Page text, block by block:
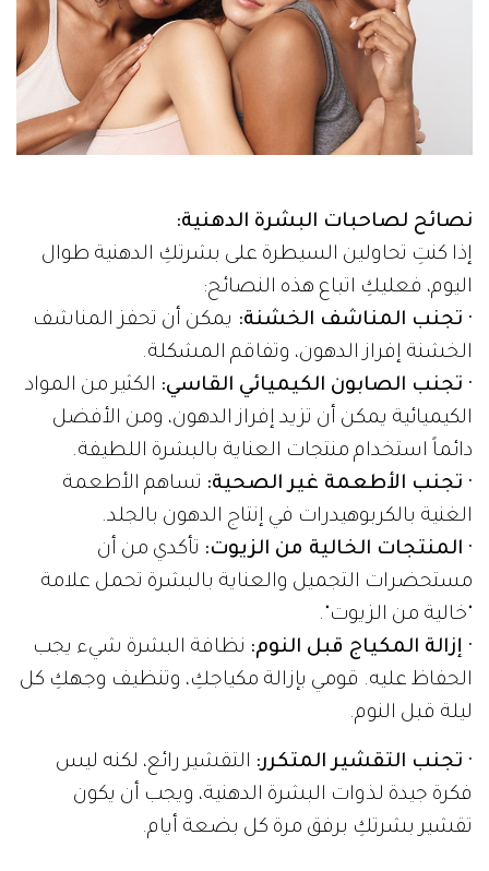
نصائح لصاحبات البشرة الدهنية:
إذا كنتِ تحاولين السيطرة على بشرتكِ الدهنية طوال
اليوم، فعليكِ اتباع هذه النصائح:
· تجنب المناشف الخشنة: يمكن أن تحفز المناشف
الخشنة إفراز الدهون، وتفاقم المشكلة.
· تجنب الصابون الكيميائي القاسي: الكثير من المواد
الكيميائية يمكن أن تزيد إفراز الدهون، ومن الأفضل
دائماً استخدام منتجات العناية بالبشرة اللطيفة.
· تجنب الأطعمة غير الصحية: تساهم الأطعمة
الغنية بالكربوهيدرات في إنتاج الدهون بالجلد.
· المنتجات الخالية من الزيوت: تأكدي من أن
مستحضرات التجميل والعناية بالبشرة تحمل علامة
"خالية من الزيوت".
· إزالة المكياج قبل النوم: نظافة البشرة شيء يجب
الحفاظ عليه. قومي بإزالة مكياجكِ، وتنظيف وجهكِ كل
ليلة قبل النوم.
· تجنب التقشير المتكرر: التقشير رائع، لكنه ليس
فكرة جيدة لذوات البشرة الدهنية، ويجب أن يكون
تقشير بشرتكِ برفق مرة كل بضعة أيام.